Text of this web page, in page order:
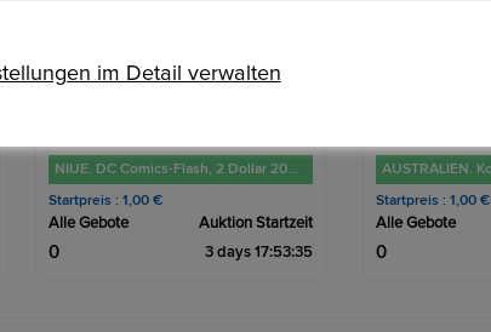
AUSTRALIEN. Koala 2022, 1 Dollar 1 Unze FM-Frankfurt, Feinsilber: 31,1g
Startpreis : 1,00 €
Alle Gebote
0
Auktion Startzeit
3 days 17:51:34
Startpreis : 1,00 €
Alle Gebote
0
im Detail verwalten